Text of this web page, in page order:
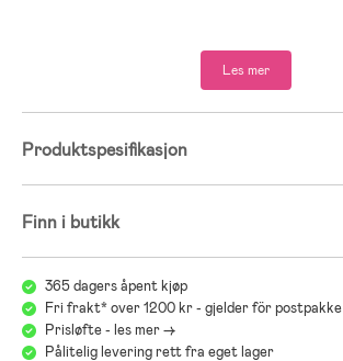
Les mer
Produktspesifikasjon
Finn i butikk
365 dagers åpent kjøp
Fri frakt* over 1200 kr - gjelder för postpakke
Prisløfte - les mer ->
Pålitelig levering rett fra eget lager